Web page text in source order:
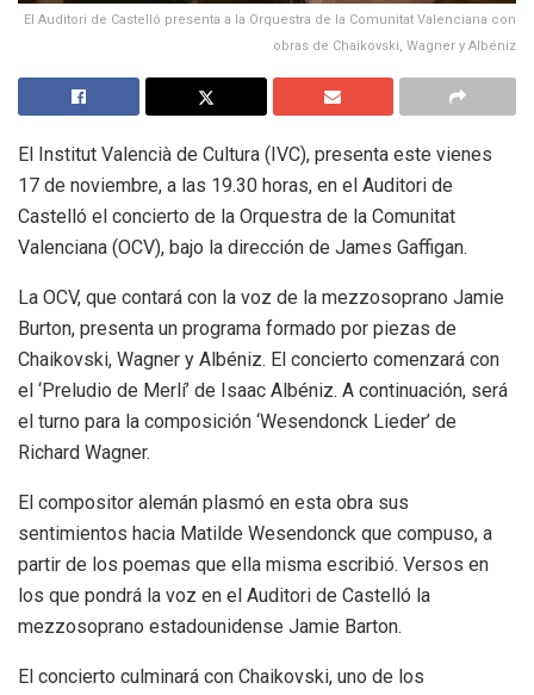
El Auditori de Castelló presenta a la Orquestra de la Comunitat Valenciana con
obras de Chaikovski, Wagner y Albéniz
El Institut Valencià de Cultura (IVC), presenta este vienes
17 de noviembre, a las 19.30 horas, en el Auditori de
Castelló el concierto de la Orquestra de la Comunitat
Valenciana (OCV), bajo la dirección de James Gaffigan.
La OCV, que contará con la voz de la mezzosoprano Jamie
Burton, presenta un programa formado por piezas de
Chaikovski, Wagner y Albéniz. El concierto comenzará con
el ‘Preludio de Merlí’ de Isaac Albéniz. A continuación, será
el turno para la composición ‘Wesendonck Lieder’ de
Richard Wagner.
El compositor alemán plasmó en esta obra sus
sentimientos hacia Matilde Wesendonck que compuso, a
partir de los poemas que ella misma escribió. Versos en
los que pondrá la voz en el Auditori de Castelló la
mezzosoprano estadounidense Jamie Barton.
El concierto culminará con Chaikovski, uno de los